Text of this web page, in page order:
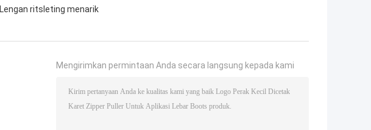
Lengan ritsleting menarik
Mengirimkan permintaan Anda secara langsung kepada kami